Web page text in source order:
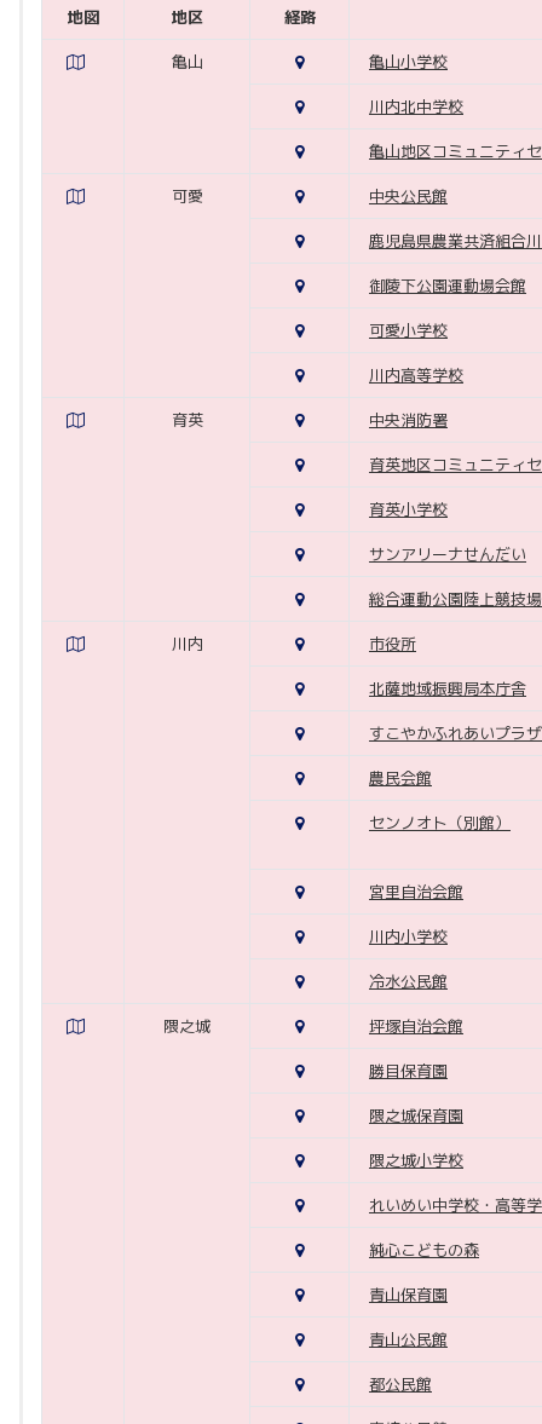
地図 地区 経路
亀山 亀山小学校
川内北中学校
亀山地区コミュニティ
可愛 中央公民館
鹿児島県農業共済組合
御陵下公園運動場会館
可愛小学校
川内高等学校
育英 中央消防署
育英地区コミュニティ
育英小学校
サンアリーナせんだい
総合運動公園陸上競技
川内 市役所
北薩地域振興局本庁舎
すこやかふれあいプラザ
農民会館
センノオト（別館）
宮里自治会館
川内小学校
冷水公民館
隈之城 坪塚自治会館
勝目保育園
隈之城保育園
隈之城小学校
れいめい中学校・高等
純心こどもの森
青山保育園
青山公民館
都公民館